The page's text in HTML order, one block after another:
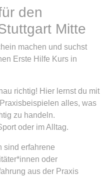
den
Mitte
machen und suchst
Erste Hilfe Kurs in
richtig! Hier lernst du mit
alles, was
zu handeln.
oder im Alltag.
sind erfahrene
oder
aus der Praxis